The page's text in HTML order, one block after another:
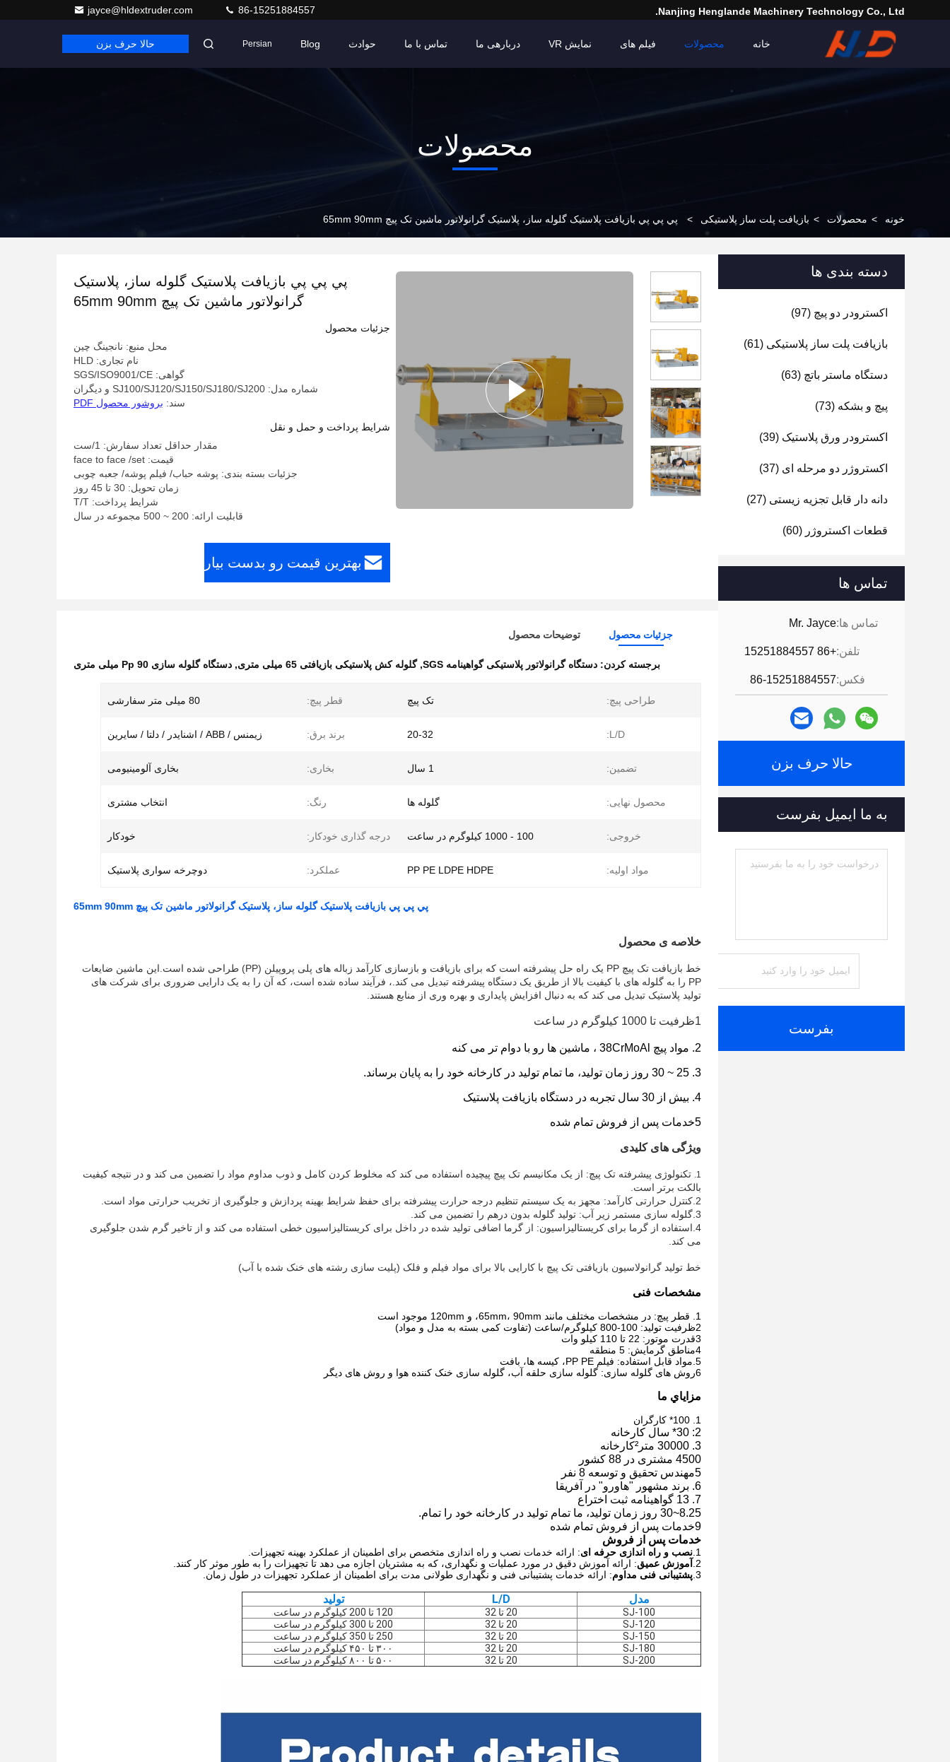
Nanjing Henglande Machinery Technology Co., Ltd.
jayce@hldextruder.com 86-15251884557
خانه محصولات فیلم های نمایش VR دربارهی ما تماس با ما حوادث Blog
Persian حالا حرف بزن
محصولات
خونه > محصولات > بازیافت پلت ساز پلاستیکی > پي پي پي بازیافت پلاستیک گلوله ساز، پلاستیک گرانولاتور ماشین تک پیچ 65mm 90mm
دسته بندی ها
اکسترودر دو پیچ (97)
بازیافت پلت ساز پلاستیکی (61)
دستگاه ماستر باتچ (63)
پیچ و بشکه (73)
اکسترودر ورق پلاستیک (39)
اکستروژر دو مرحله ای (37)
دانه دار قابل تجزیه زیستی (27)
قطعات اکستروژر (60)
تماس ها
تماس ها:Mr. Jayce
تلفن:+86 15251884557
فکس:86-15251884557
حالا حرف بزن
به ما ایمیل بفرست
بفرست
پي پي پي بازیافت پلاستیک گلوله ساز، پلاستیک
گرانولاتور ماشین تک پیچ 65mm 90mm
جزئیات محصول
محل منبع: نانجینگ چین
نام تجاری: HLD
گواهی: SGS/ISO9001/CE
شماره مدل: SJ100/SJ120/SJ150/SJ180/SJ200 و دیگران
سند: بروشور محصول PDF
شرایط پرداخت و حمل و نقل
مقدار حداقل تعداد سفارش: 1/ست
قیمت: face to face /set
جزئیات بسته بندی: پوشه حباب/ فیلم پوشه/ جعبه چوبی
زمان تحویل: 30 تا 45 روز
شرایط پرداخت: T/T
قابلیت ارائه: 200 ~ 500 مجموعه در سال
بهترین قیمت رو بدست بیار
جزئیات محصول توضیحات محصول
برجسته کردن: دستگاه گرانولاتور پلاستیکی گواهینامه SGS ,گلوله کش پلاستیکی بازیافتی 65 میلی متری , دستگاه گلوله سازی Pp 90 میلی متری
طراحی پیچ: تک پیچ قطر پیچ: 80 میلی متر سفارشی
L/D:
20-32 برند برق: زیمنس / ABB / اشنایدر / دلتا / سایرین
تضمین: 1 سال بخاری: بخاری آلومینیومی
محصول نهایی: گلوله ها رنگ: انتخاب مشتری
خروجی: 100 - 1000 کیلوگرم در ساعت درجه گذاری خودکار: خودکار
مواد اولیه: PP PE LDPE HDPE عملکرد: دوچرخه سواری پلاستیک
پي پي پي بازیافت پلاستیک گلوله ساز، پلاستیک گرانولاتور ماشین تک پیچ 65mm 90mm
خلاصه ی محصول
خط بازیافت تک پیچ PP یک راه حل پیشرفته است که برای بازیافت و بازسازی کارآمد زباله های پلی پروپیلن (PP) طراحی شده است.این ماشین ضایعات
PP را به گلوله های با کیفیت بالا از طریق یک دستگاه پیشرفته تبدیل می کند.، فرآیند ساده شده است، که آن را به یک دارایی ضروری برای شرکت های
تولید پلاستیک تبدیل می کند که به دنبال افزایش پایداری و بهره وری از منابع هستند.
1ظرفیت تا 1000 کیلوگرم در ساعت
2. مواد پیچ 38CrMoAl ، ماشین ها رو با دوام تر می کنه
3. 25 ~ 30 روز زمان تولید، ما تمام تولید در کارخانه خود را به پایان برساند.
4. بیش از 30 سال تجربه در دستگاه بازیافت پلاستیک
5خدمات پس از فروش تمام شده
ویژگی های کلیدی
1. تکنولوژی پیشرفته تک پیچ: از یک مکانیسم تک پیچ پیچیده استفاده می کند که مخلوط کردن کامل و ذوب مداوم مواد را تضمین می کند و در نتیجه کیفیت
بالکت برتر است.
2. کنترل حرارتی کارآمد: مجهز به یک سیستم تنظیم درجه حرارت پیشرفته برای حفظ شرایط بهینه پردازش و جلوگیری از تخریب حرارتی مواد است.
3. گلوله سازی مستمر زیر آب: تولید گلوله بدون درهم را تضمین می کند.
4. استفاده از گرما برای کریستالیزاسیون: از گرما اضافی تولید شده در داخل برای کریستالیزاسیون خطی استفاده می کند و از تاخیر گرم شدن جلوگیری
می کند.
خط تولید گرانولاسیون بازیافتی تک پیچ با کارایی بالا برای مواد فیلم و فلک (پلیت سازی رشته های خنک شده با آب)
مشخصات فنی
1. قطر پیچ: در مشخصات مختلف مانند 65mm، 90mm، و 120mm موجود است
2ظرفیت تولید: 100-800 کیلوگرم/ساعت (تفاوت کمی بسته به مدل و مواد)
3قدرت موتور: 22 تا 110 کيلو وات
4مناطق گرمایش: 5 منطقه
5. مواد قابل استفاده: فیلم PP PE، کیسه ها، بافت
6روش های گلوله سازی: گلوله سازی حلقه آب، گلوله سازی خنک کننده هوا و روش های دیگر
مزاياي ما
1. 100* کارگران
2: 30* سال کارخانه
3. 30000 متر
²کارخانه
4500 مشتری در 88 کشور
5مهندس تحقیق و توسعه 8 نفر
6. برند مشهور "هاورو" در آفریقا
7. 13 گواهینامه ثبت اختراع
8.25~30 روز زمان توليد، ما تمام توليد در کارخانه خود را تمام.
9خدمات پس از فروش تمام شده
خدمات پس از فروش
1. نصب و راه اندازی حرفه ای: ارائه خدمات نصب و راه اندازی متخصص برای اطمینان از عملکرد بهینه تجهیزات.
2.
آموزش عمیق: ارائه آموزش دقیق در مورد عملیات و نگهداری، که به مشتریان اجازه می دهد تا تجهیزات را به طور موثر کار کنند.
3. پشتیبانی فنی مداوم: ارائه خدمات پشتیبانی فنی و نگهداری طولانی مدت برای اطمینان از عملکرد تجهیزات در طول زمان.
مدل L/D تولید
SJ-100 20 تا 32
120 تا 200 کیلوگرم در ساعت
SJ-120
20 تا 32
200 تا 300 کیلوگرم در ساعت
SJ-150
20 تا 32
250 تا 350 کیلوگرم در ساعت
SJ-180
20 تا 32
۳۰۰ تا ۴۵۰ کیلوگرم در ساعت
SJ-200
20 تا 32 ۵۰۰ تا ۸۰۰ کیلوگرم در ساعت